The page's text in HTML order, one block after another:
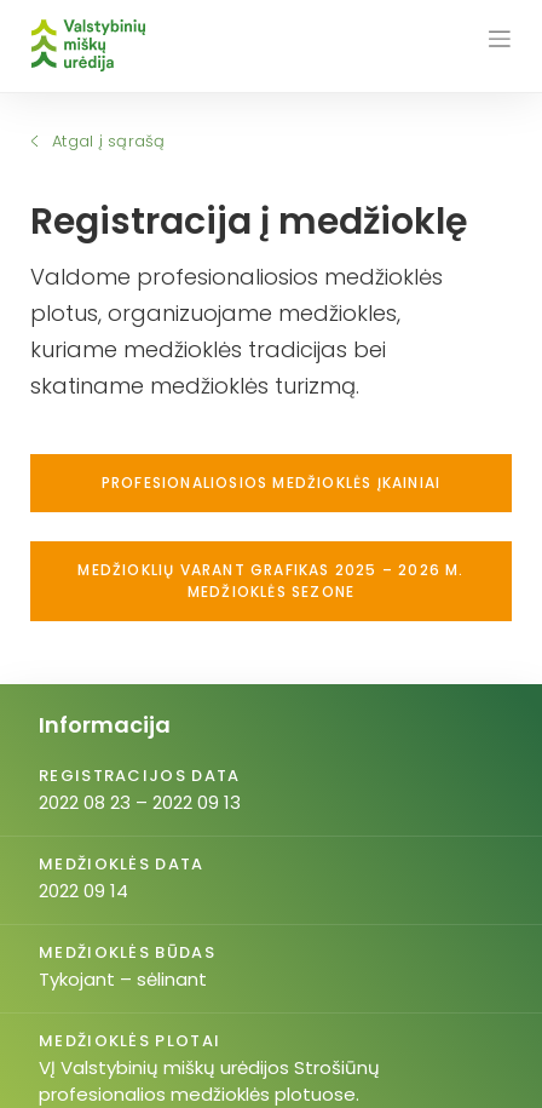
Atgal į sąrašą
Registracija į medžioklę
Valdome profesionaliosios medžioklės
plotus, organizuojame medžiokles,
kuriame medžioklės tradicijas bei
skatiname medžioklės turizmą.
PROFESIONALIOSIOS MEDŽIOKLĖS ĮKAINIAI
MEDŽIOKLIŲ VARANT GRAFIKAS 2025 – 2026 M.
MEDŽIOKLĖS SEZONE
Informacija
REGISTRACIJOS DATA
2022 08 23 – 2022 09 13
MEDŽIOKLĖS DATA
2022 09 14
MEDŽIOKLĖS BŪDAS
Tykojant – sėlinant
MEDŽIOKLĖS PLOTAI
VĮ Valstybinių miškų urėdijos Strošiūnų
profesionalios medžioklės plotuose.